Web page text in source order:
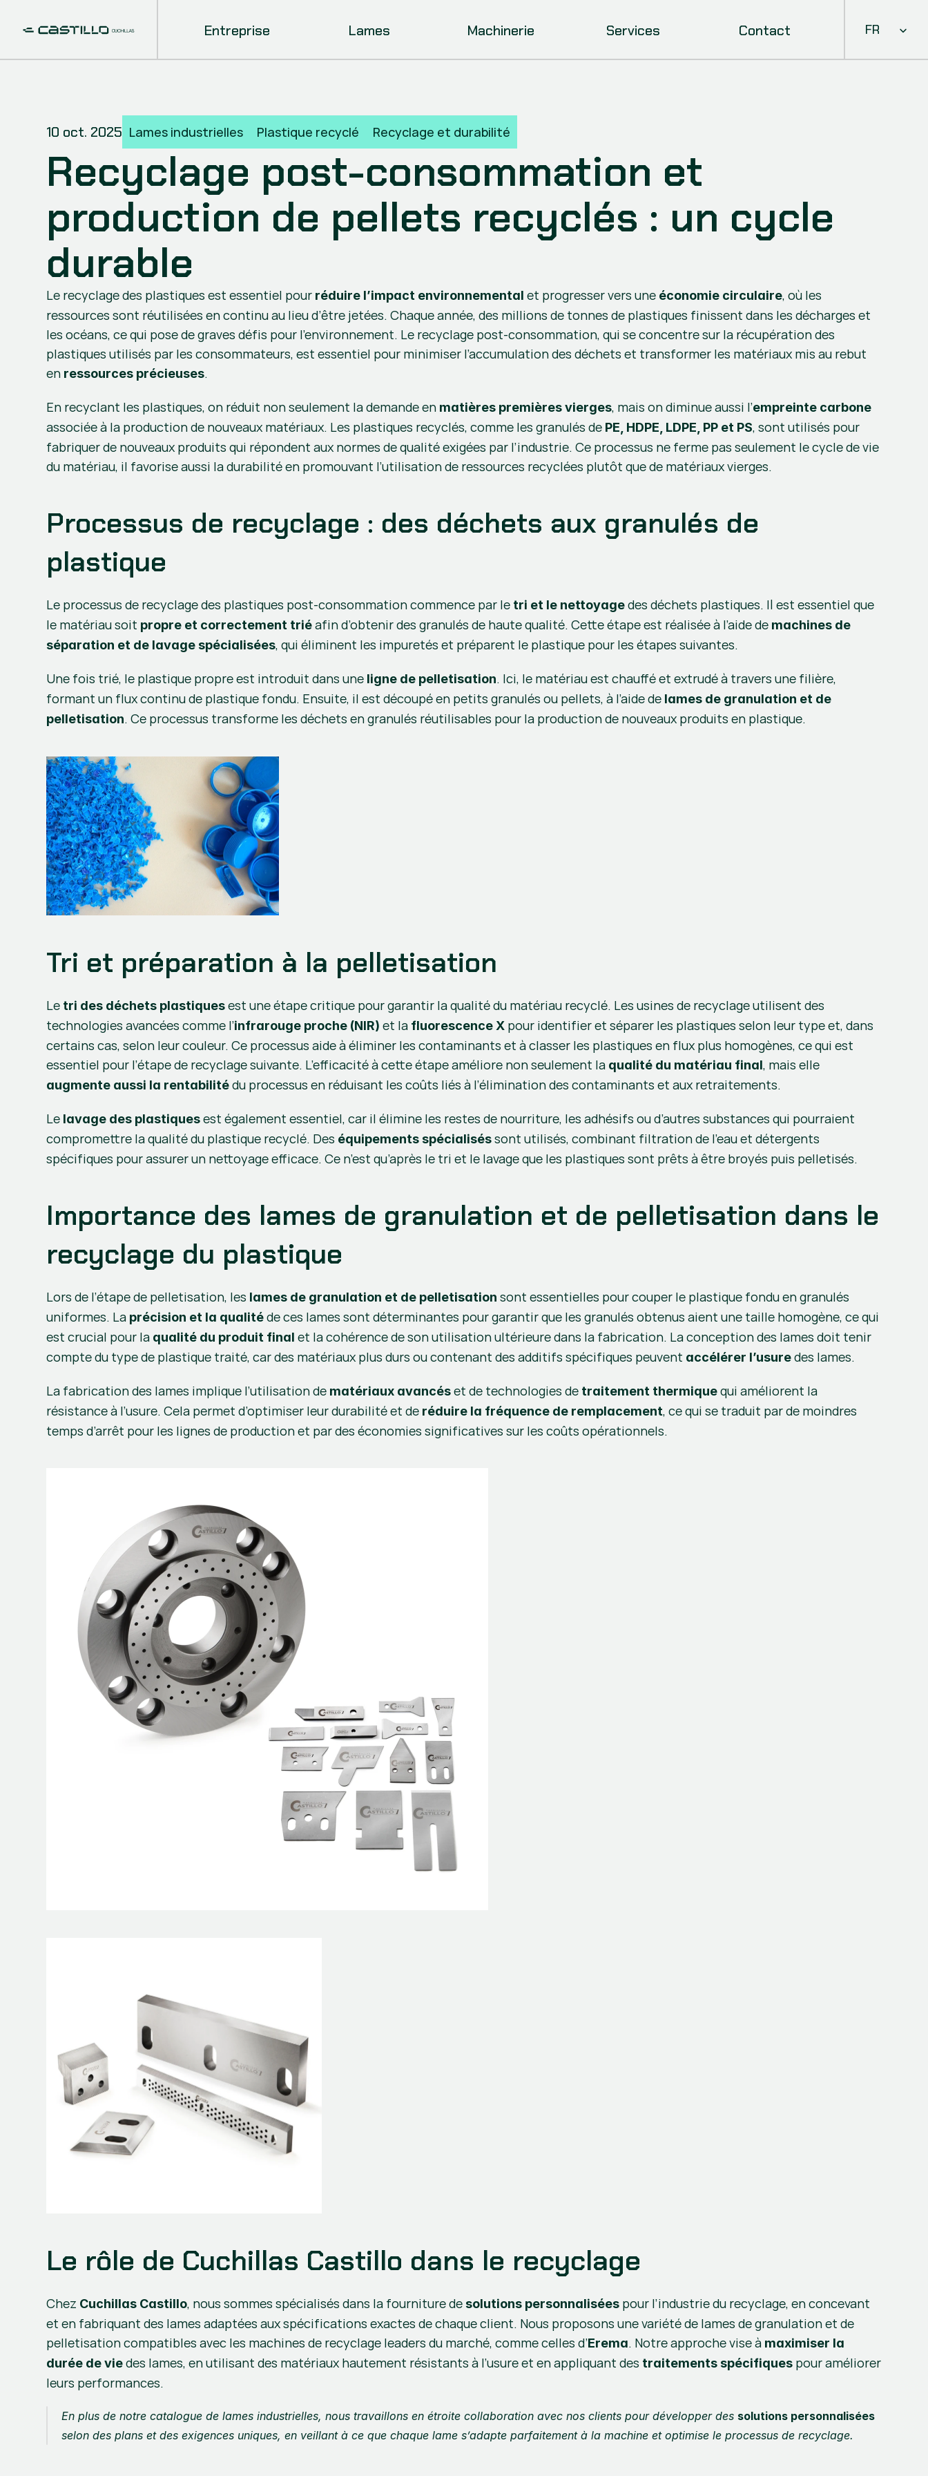
Entreprise Lames Machinerie Services Contact Select
FR
10 oct. 2025 Lames industrielles Plastique recyclé Recyclage et durabilité
Recyclage post-consommation et
production de pellets recyclés : un cycle
durable
Le recyclage des plastiques est essentiel pour réduire l’impact environnemental et progresser vers une économie circulaire, où les
ressources sont réutilisées en continu au lieu d’être jetées. Chaque année, des millions de tonnes de plastiques finissent dans les décharges et
les océans, ce qui pose de graves défis pour l’environnement. Le recyclage post-consommation, qui se concentre sur la récupération des
plastiques utilisés par les consommateurs, est essentiel pour minimiser l’accumulation des déchets et transformer les matériaux mis au rebut
en ressources précieuses.
En recyclant les plastiques, on réduit non seulement la demande en matières premières vierges, mais on diminue aussi l’empreinte carbone
associée à la production de nouveaux matériaux. Les plastiques recyclés, comme les granulés de PE, HDPE, LDPE, PP et PS, sont utilisés pour
fabriquer de nouveaux produits qui répondent aux normes de qualité exigées par l’industrie. Ce processus ne ferme pas seulement le cycle de vie
du matériau, il favorise aussi la durabilité en promouvant l’utilisation de ressources recyclées plutôt que de matériaux vierges.
Processus de recyclage : des déchets aux granulés de
plastique
Le processus de recyclage des plastiques post-consommation commence par le tri et le nettoyage des déchets plastiques. Il est essentiel que
le matériau soit propre et correctement trié afin d’obtenir des granulés de haute qualité. Cette étape est réalisée à l’aide de machines de
séparation et de lavage spécialisées, qui éliminent les impuretés et préparent le plastique pour les étapes suivantes.
Une fois trié, le plastique propre est introduit dans une ligne de pelletisation. Ici, le matériau est chauffé et extrudé à travers une filière,
formant un flux continu de plastique fondu. Ensuite, il est découpé en petits granulés ou pellets, à l’aide de lames de granulation et de
pelletisation. Ce processus transforme les déchets en granulés réutilisables pour la production de nouveaux produits en plastique.
Tri et préparation à la pelletisation
Le tri des déchets plastiques est une étape critique pour garantir la qualité du matériau recyclé. Les usines de recyclage utilisent des
technologies avancées comme l’infrarouge proche (NIR) et la fluorescence X pour identifier et séparer les plastiques selon leur type et, dans
certains cas, selon leur couleur. Ce processus aide à éliminer les contaminants et à classer les plastiques en flux plus homogènes, ce qui est
essentiel pour l’étape de recyclage suivante. L’efficacité à cette étape améliore non seulement la qualité du matériau final
augmente aussi la rentabilité du processus en réduisant les coûts liés à l’élimination des contaminants et aux retraitements.
Le lavage des plastiques est également essentiel, car il élimine les restes de nourriture, les adhésifs ou d’autres substances qui pourraient
compromettre la qualité du plastique recyclé. Des équipements spécialisés sont utilisés, combinant filtration de l’eau et détergents
spécifiques pour assurer un nettoyage efficace. Ce n’est qu’après le tri et le lavage que les plastiques sont prêts à être broyés puis pelletisés.
Importance des lames de granulation et de pelletisation dans le
recyclage du plastique
Lors de l’étape de pelletisation, les lames de granulation et de pelletisation sont essentielles pour couper le plastique fondu en granulés
uniformes. La précision et la qualité de ces lames sont déterminantes pour garantir que les granulés obtenus aient une taille homogène, ce qui
est crucial pour la qualité du produit final et la cohérence de son utilisation ultérieure dans la fabrication. La conception des lames doit tenir
compte du type de plastique traité, car des matériaux plus durs ou contenant des additifs spécifiques peuvent accélérer l’usure des lames.
La fabrication des lames implique l’utilisation de matériaux avancés et de technologies de traitement thermique qui améliorent la
résistance à l’usure. Cela permet d’optimiser leur durabilité et de réduire la fréquence de remplacement, ce qui se traduit par de moindres
temps d’arrêt pour les lignes de production et par des économies significatives sur les coûts opérationnels.
Le rôle de Cuchillas Castillo dans le recyclage
Chez Cuchillas Castillo, nous sommes spécialisés dans la fourniture de solutions personnalisées pour l’industrie du recyclage, en concevant
et en fabriquant des lames adaptées aux spécifications exactes de chaque client. Nous proposons une variété de lames de granulation et de
pelletisation compatibles avec les machines de recyclage leaders du marché, comme celles d’Erema. Notre approche vise à maximiser la
durée de vie des lames, en utilisant des matériaux hautement résistants à l’usure et en appliquant des traitements spécifiques pour améliorer
leurs performances.
En plus de notre catalogue de lames industrielles, nous travaillons en étroite collaboration avec nos clients pour développer des solutions personnalisées
selon des plans et des exigences uniques, en veillant à ce que chaque lame s’adapte parfaitement à la machine et optimise le processus de recyclage.